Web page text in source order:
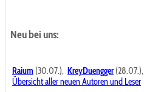
Neu bei uns:
Raium (30.07.), KreyDuengger(28.07.),
Übersicht aller neuen Autoren und Leser